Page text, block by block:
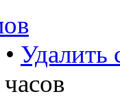
• Удалить